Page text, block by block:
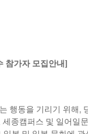
참가자 모집안내]
행동을 기리기 위해,
종캠퍼스 및 일어일